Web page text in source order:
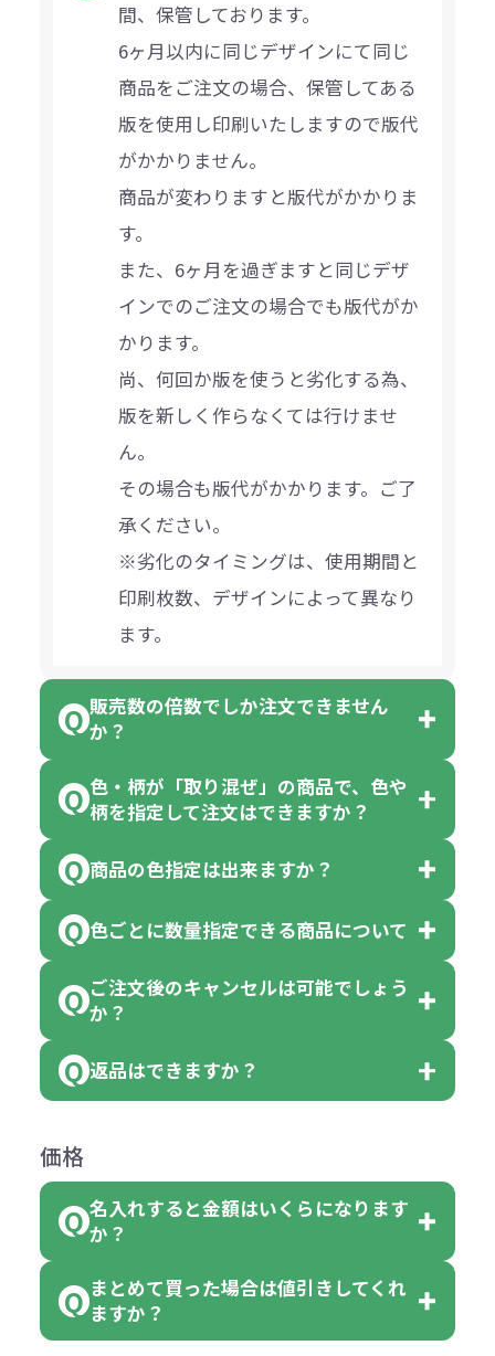
間、保管しております。
6ヶ月以内に同じデザインにて同じ
商品をご注文の場合、保管してある
版を使用し印刷いたしますので版代
がかかりません。
商品が変わりますと版代がかかりま
す。
また、6ヶ月を過ぎますと同じデザ
インでのご注文の場合でも版代がか
かります。
尚、何回か版を使うと劣化する為、
版を新しく作らなくては行けませ
ん。
その場合も版代がかかります。ご了
承ください。
※劣化のタイミングは、使用期間と
印刷枚数、デザインによって異なり
ます。
販売数の倍数でしか注文できません
か？
一部商品（※）を除き、注文可能数
です。
ります。
【例】注文可能数が100個の場合
は、100個以上でしたら、何個でも
可能です。
色・柄が「取り混ぜ」の商品で、色や
柄を指定して注文はできますか？
「色・柄 取り混ぜ」のラベルがつい
ている商品は、色指定不可となって
ん。
但し、ロゴなど名入れ印刷をされる
商品の色指定は出来ますか？
色指定できる商品もございますが商
品の詳細に「色・柄 取り混ぜ」のラ
ベルや商品画像に「〇色取混ぜ」な
れ等分で100個ずつ入って参ります。
（割り切れない場合は数個単位で前
色指定できる商品に付きましては商
品詳細の購入の所で色が選べるよう
色ごとに数量指定できる商品について
「選べる本体色」のラベルが付いて
す。
い。
例えば…
クエアトート」を300個注文した場
ご注文後のキャンセルは可能でしょう
か？
お客様都合でのキャンセルは、制作
がございます。
ご注文の際は、十分にご確認・ご検
返品はできますか？
めご了承ください。
ただし下記の場合は承っております
●初期不良または不良品（破損、故
障）の場合
価格
名入れすると金額はいくらになります
か？
名入れありの場合の代金の計算方法
は下記の通りです。
まとめて買った場合は値引きしてくれ
ますか？